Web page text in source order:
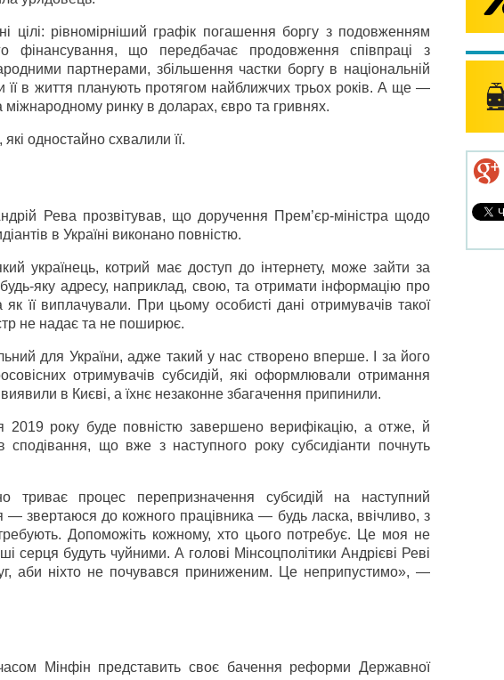
цілі: рівномірніший графік погашення боргу з подовженням
фінансування, що передбачає продовження співпраці з
партнерами, збільшення частки боргу в національній
її в життя планують протягом найближчих трьох років. А ще —
міжнародному ринку в доларах, євро та гривнях.
одностайно схвалили її.
Рева прозвітував, що доручення Прем’єр-міністра щодо
в Україні виконано повністю.
українець, котрий має доступ до інтернету, може зайти за
яку адресу, наприклад, свою, та отримати інформацію про
її виплачували. При цьому особисті дані отримувачів такої
не надає та не поширює.
для України, адже такий у нас створено вперше. І за його
отримувачів субсидій, які оформлювали отримання
в Києві, а їхнє незаконне збагачення припинили.
року буде повністю завершено верифікацію, а отже, й
сподівання, що вже з наступного року субсидіанти почнуть
процес перепризначення субсидій на наступний
звертаюся до кожного працівника — будь ласка, ввічливо, з
Допоможіть кожному, хто цього потребує. Це моя не
будуть чуйними. А голові Мінсоцполітики Андрієві Реві
аби ніхто не почувався приниженим. Це неприпустимо», —
Мінфін представить своє бачення реформи Державної